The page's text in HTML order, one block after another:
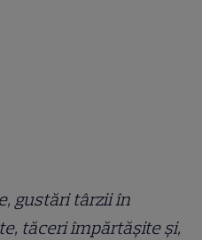
gustări târzii în
tăceri împărtășite și,